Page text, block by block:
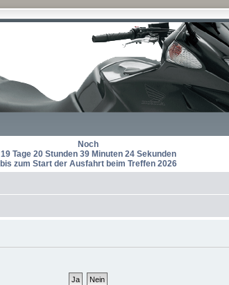
Noch
19 Tage 20 Stunden 39 Minuten 24 Sekunden
bis zum Start der Ausfahrt beim Treffen 2026